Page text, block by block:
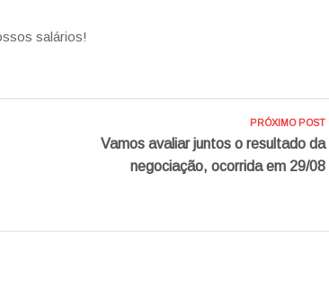
salários!
PRÓXIMO POST
Vamos avaliar juntos o resultado da
negociação, ocorrida em 29/08